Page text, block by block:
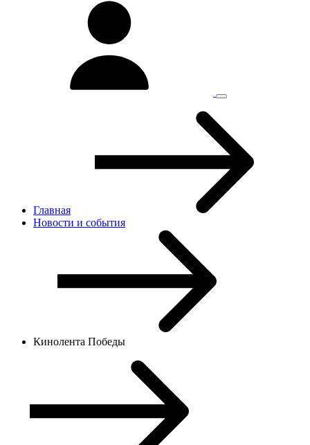
Главная
Новости и cобытия
Кинолента Победы